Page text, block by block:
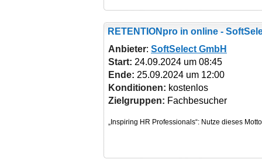
RETENTIONpro in online -
Anbieter: SoftSelect GmbH
Start: 24.09.2024 um 08:45
Ende: 25.09.2024 um 12:00
Konditionen: kostenlos
Zielgruppen: Fachbesucher